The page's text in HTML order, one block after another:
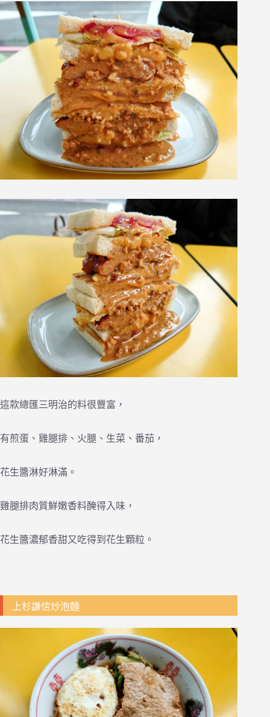
這款總匯三明治的料很豐富，
有煎蛋、雞腿排、火腿、生菜、番茄，
花生醬淋好淋滿。
雞腿排肉質鮮嫩香料醃得入味，
花生醬濃郁香甜又吃得到花生顆粒。
上杉謙信炒泡麵